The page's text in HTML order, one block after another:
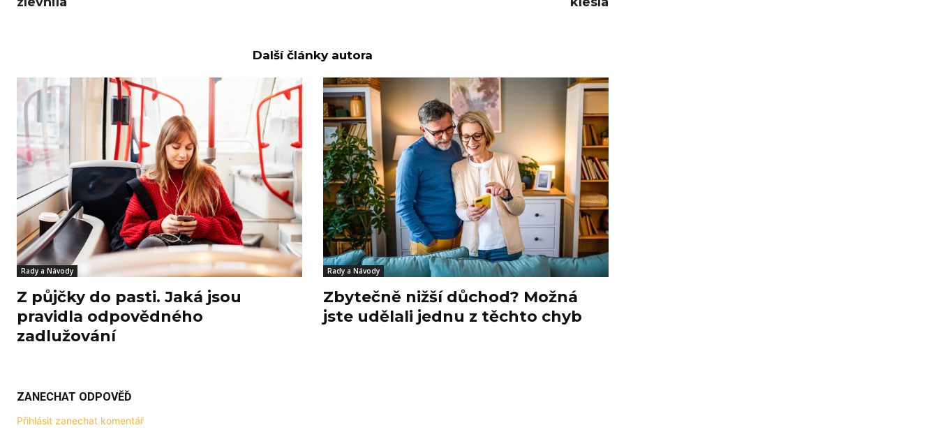
Další články autora
Rady a Návody
Z půjčky do pasti. Jaká jsou
pravidla odpovědného
zadlužování
Rady a Návody
Zbytečně nižší důchod? Možná
jste udělali jednu z těchto chyb
ZANECHAT ODPOVĚĎ
Přihlásit zanechat komentář